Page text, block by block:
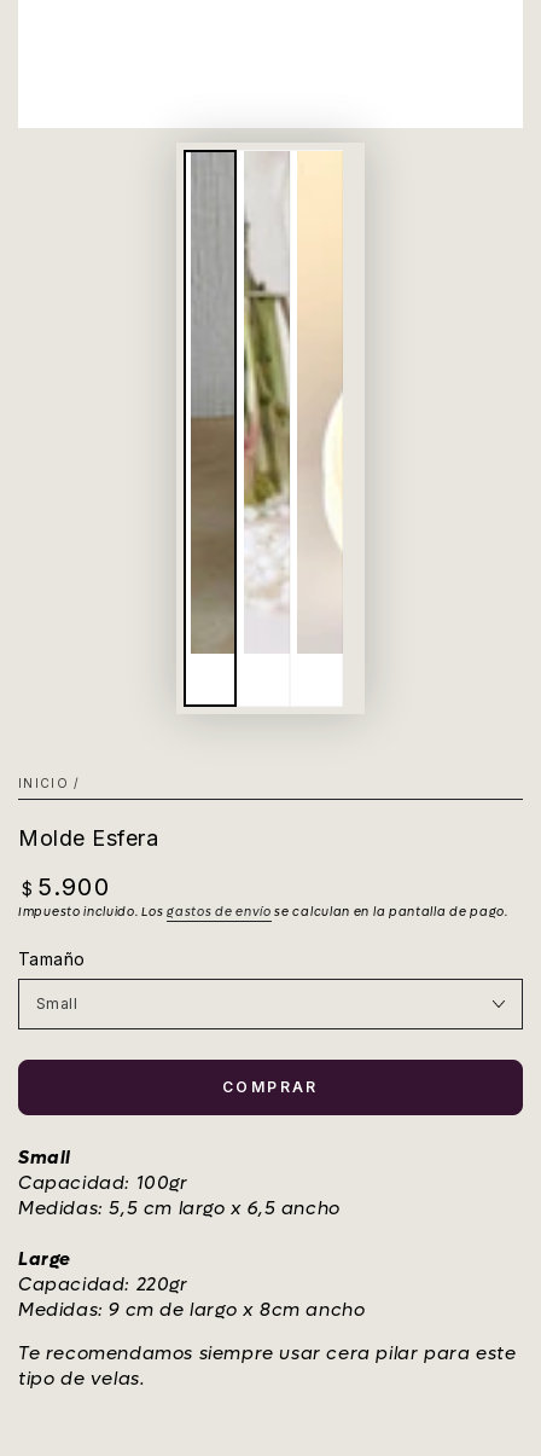
INICIO /
Molde Esfera
Precio
regular
$ 5.900
Impuesto incluido. Losgastos de envío se calculan en la pantalla de pago.
Tamaño
COMPRAR
Small
Capacidad: 100gr
Medidas: 5,5 cm largo x 6,5 ancho
Large
Capacidad: 220gr
Medidas: 9 cm de largo x 8cm ancho
Te recomendamos siempre usar cera pilar para este
tipo de velas.